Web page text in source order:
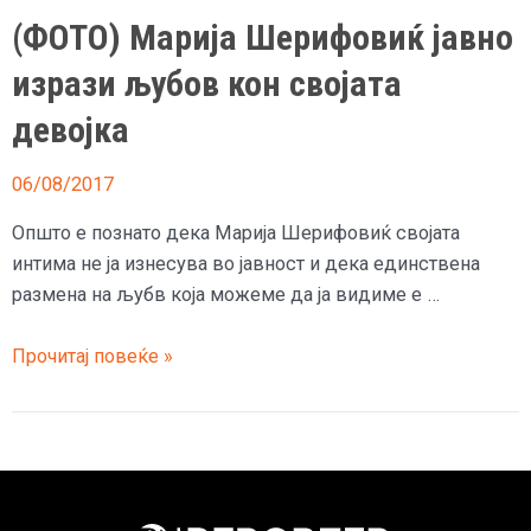
(ФОТО) Марија Шерифовиќ јавно
изрази љубов кон својата
девојка
06/08/2017
Општо е познато дека Марија Шерифовиќ својата
интима не ја изнесува во јавност и дека единствена
размена на љубв која можеме да ја видиме е …
(ФОТО)
Шерифовиќ
изрази
Прочитај повеќе »